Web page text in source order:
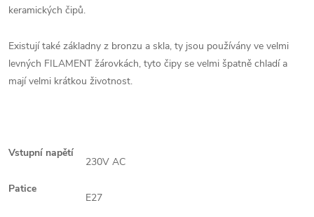
keramických čipů.
Existují také základny z bronzu a skla, ty jsou používány ve velmi
levných FILAMENT žárovkách, tyto čipy se velmi špatně chladí a
mají velmi krátkou životnost.
Vstupní napětí
230V AC
Patice
E27